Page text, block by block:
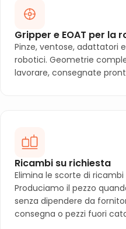
Gripper e EOAT per la
Pinze, ventose, adattatori
robotici. Geometrie
lavorare, consegnate
Ricambi su richiesta
Elimina le scorte di
Produciamo il pezzo
senza dipendere da
consegna o pezzi fuori